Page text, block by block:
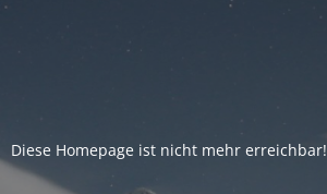
Diese Homepage ist nicht mehr erreichbar!